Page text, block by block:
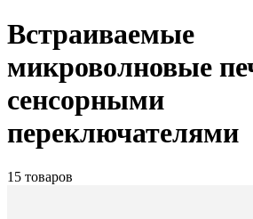
Встраиваемые
микроволновые
сенсорными
переключателями
15 товаров